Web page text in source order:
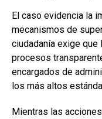
El caso evidencia la
mecanismos de
ciudadanía exige
procesos
encargados de
los más altos
Mientras las